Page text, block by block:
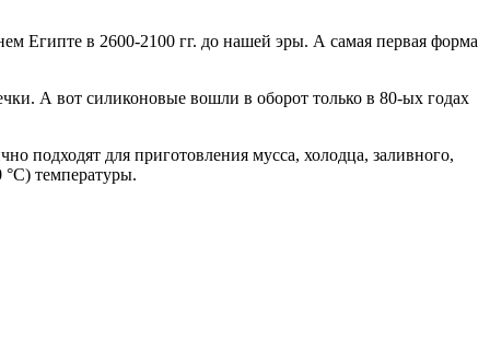
Египте в 2600-2100 гг. до нашей эры. А самая первая форма
А вот силиконовые вошли в оборот только в 80-ых годах
подходят для приготовления мусса, холодца, заливного,
температуры.